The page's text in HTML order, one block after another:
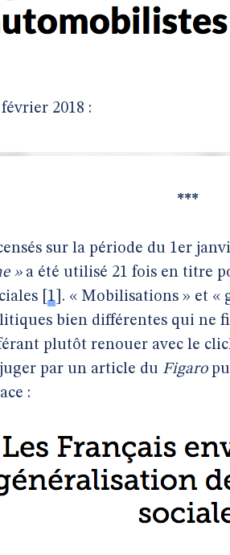
2018 :
***
sur la période du 1er
»a été utilisé 21 fois en titre
1 . « Mobilisations » et «
bien différentes qui ne
plutôt renouer avec le
par un article du Figaro
: